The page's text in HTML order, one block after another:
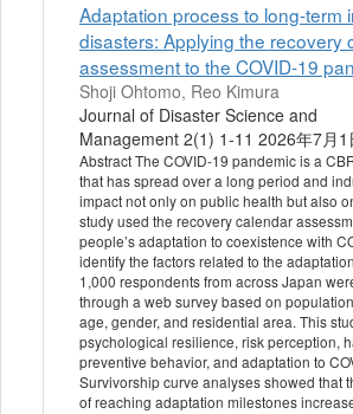
Adaptation process to long-term
disasters: Applying the recovery
assessment to the COVID-19
Shoji Ohtomo, Reo Kimura
Journal of Disaster Science and
Management 2(1) 1-11 2026年7月1
Abstract The COVID-19 pandemic is a
that has spread over a long period and
impact not only on public health but also
study used the recovery calendar
people’s adaptation to coexistence with
identify the factors related to the
1,000 respondents from across Japan
through a web survey based on
age, gender, and residential area. This
psychological resilience, risk perception,
preventive behavior, and adaptation to
Survivorship curve analyses showed that
of reaching adaptation milestones